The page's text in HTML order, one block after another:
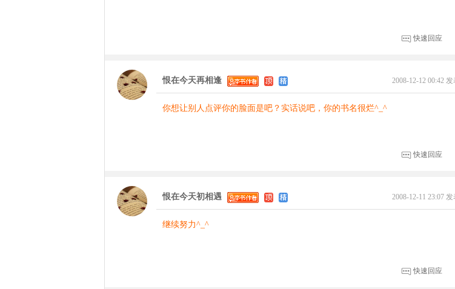
快速回应
2008-12-12 00:42
恨在今天再相逢
你想让别人点评你的脸面是吧？实话说吧，你的书名很烂^_^
快速回应
2008-12-11 23:07
恨在今天初相遇
继续努力^_^
快速回应